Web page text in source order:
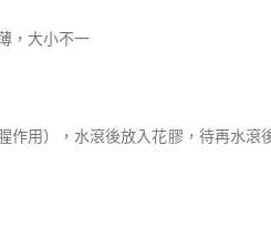
，大小不一
用），水滾後放入花膠，待再水